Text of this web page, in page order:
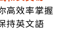
高效率掌握
持英文語